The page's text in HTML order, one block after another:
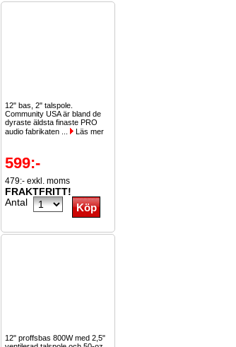
12" bas, 2" talspole.
Community USA är bland de
dyraste äldsta finaste PRO
audio fabrikaten ...
Läs mer
599:-
479:- exkl. moms
FRAKTFRITT!
Antal
12" proffsbas 800W med 2,5"